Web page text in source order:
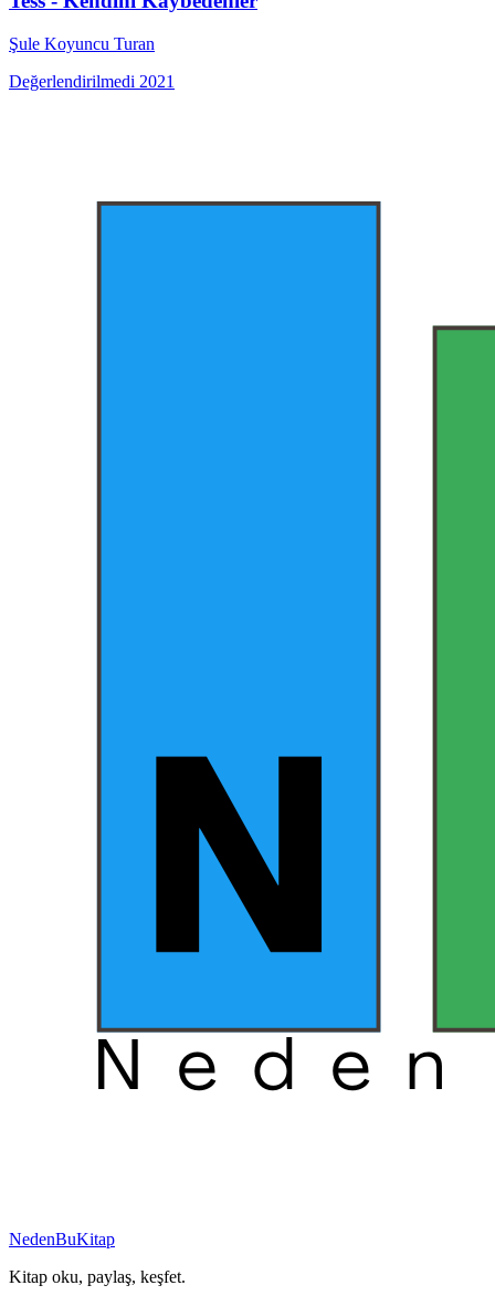
Şule Koyuncu Turan
Değerlendirilmedi 2021
NedenBuKitap
Kitap oku, paylaş, keşfet.